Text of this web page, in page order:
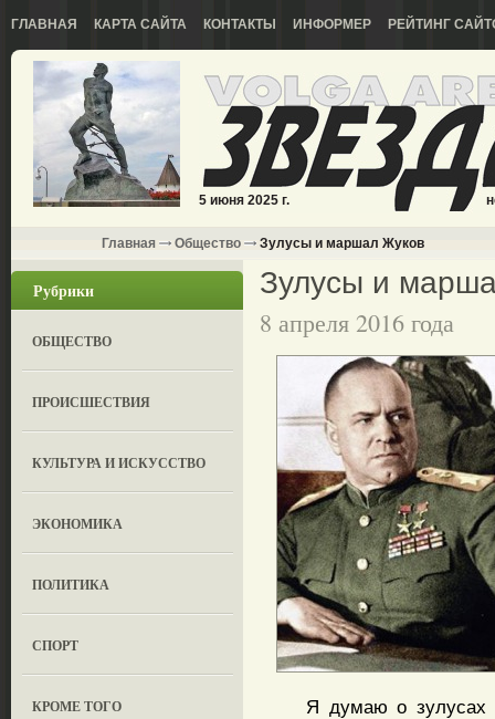
ГЛАВНАЯ КАРТА САЙТА КОНТАКТЫ ИНФОРМЕР РЕЙТИНГ
5 июня 2025 г.
Главная Общество Зулусы и маршал Жуков
Рубрики
ОБЩЕСТВО
ПРОИСШЕСТВИЯ
КУЛЬТУРА И ИСКУССТВО
ЭКОНОМИКА
ПОЛИТИКА
СПОРТ
КРОМЕ ТОГО
Зулусы и
8 апреля 2016 года
Я думаю о зулусах